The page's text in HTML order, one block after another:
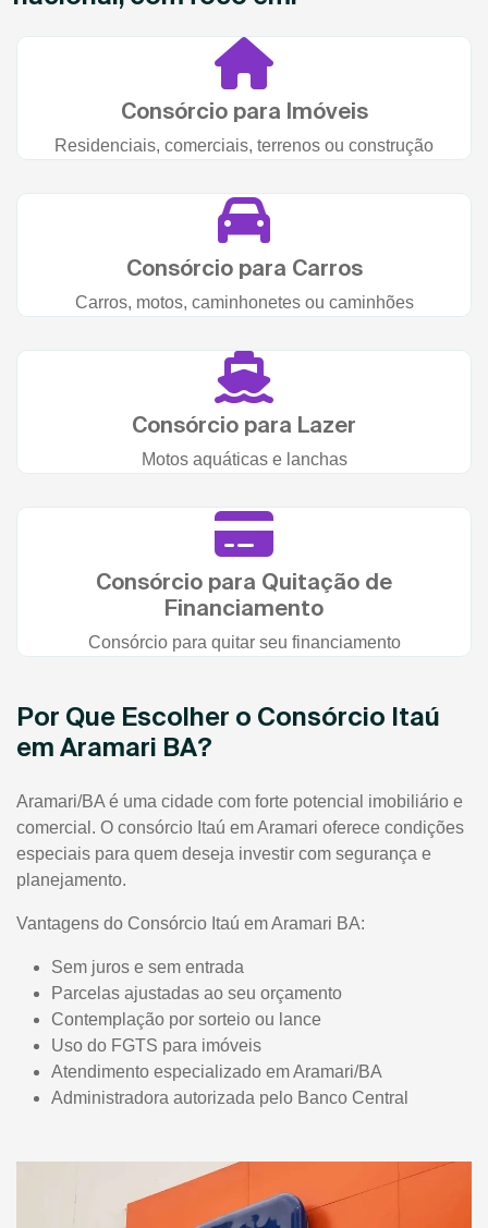
Consórcio para Imóveis
Residenciais, comerciais, terrenos ou construção
Consórcio para Carros
Carros, motos, caminhonetes ou caminhões
Consórcio para Lazer
Motos aquáticas e lanchas
Consórcio para Quitação de
Financiamento
Consórcio para quitar seu financiamento
Por Que Escolher o Consórcio Itaú
em Aramari BA?
Aramari/BA é uma cidade com forte potencial imobiliário e
comercial. O consórcio Itaú em Aramari oferece condições
especiais para quem deseja investir com segurança e
planejamento.
Vantagens do Consórcio Itaú em Aramari BA:
Sem juros e sem entrada
Parcelas ajustadas ao seu orçamento
Contemplação por sorteio ou lance
Uso do FGTS para imóveis
Atendimento especializado em Aramari/BA
Administradora autorizada pelo Banco Central